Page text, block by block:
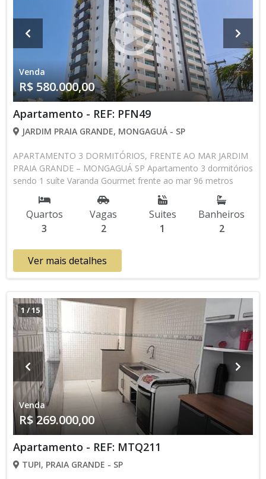
Venda
R$ 580.000,00
Apartamento - REF: PFN49
JARDIM PRAIA GRANDE, MONGAGUÁ - SP
APARTAMENTO 3 DORMITÓRIOS, FRENTE AO MAR JARDIM
PRAIA GRANDE – MONGAGUÁ SP Apartamento 3 dormitórios
sendo 1 suíte Varanda Gourmet frente ao mar 96 metros
quadrados 2 vagas de garagem Entrega para outubro de 2025
Piscina adulto e infantil Saúna Brinquedoteca Salão de jogos
Espaço gourmet 580 mil apenas Valor promocional somente
a vista e por tempo limitado. PONTO FINAL IMOVEIS aqui dá
Quartos
3
Vagas
2
Suites
1
Banheiros
2
Ver mais detalhes
1/15
Venda
R$ 269.000,00
Apartamento - REF: MTQ211
TUPI, PRAIA GRANDE - SP